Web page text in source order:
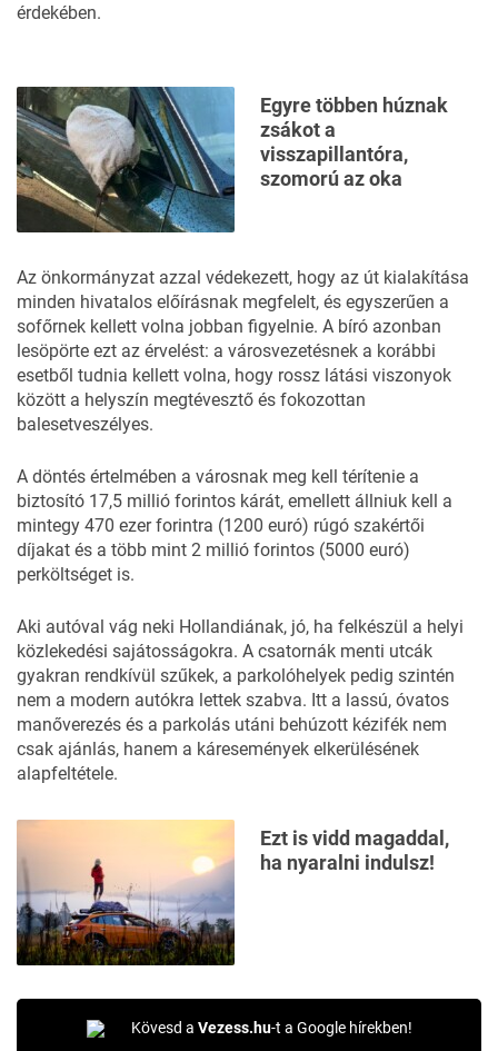
érdekében.
Egyre többen húznak
zsákot a
visszapillantóra,
szomorú az oka
Az önkormányzat azzal védekezett, hogy az út kialakítása
minden hivatalos előírásnak megfelelt, és egyszerűen a
sofőrnek kellett volna jobban figyelnie. A bíró azonban
lesöpörte ezt az érvelést: a városvezetésnek a korábbi
esetből tudnia kellett volna, hogy rossz látási viszonyok
között a helyszín megtévesztő és fokozottan
balesetveszélyes.
A döntés értelmében a városnak meg kell térítenie a
biztosító 17,5 millió forintos kárát, emellett állniuk kell a
mintegy 470 ezer forintra (1200 euró) rúgó szakértői
díjakat és a több mint 2 millió forintos (5000 euró)
perköltséget is.
Aki autóval vág neki Hollandiának, jó, ha felkészül a helyi
közlekedési sajátosságokra. A csatornák menti utcák
gyakran rendkívül szűkek, a parkolóhelyek pedig szintén
nem a modern autókra lettek szabva. Itt a lassú, óvatos
manőverezés és a parkolás utáni behúzott kézifék nem
csak ajánlás, hanem a káresemények elkerülésének
alapfeltétele.
Ezt is vidd magaddal,
ha nyaralni indulsz!
Kövesd a Vezess.hu-t a Google hírekben!